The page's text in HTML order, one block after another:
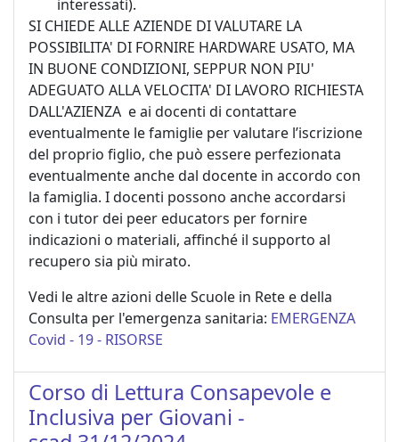
interessati).
SI CHIEDE ALLE AZIENDE DI VALUTARE LA
POSSIBILITA' DI FORNIRE HARDWARE USATO, MA
IN BUONE CONDIZIONI, SEPPUR NON PIU'
ADEGUATO ALLA VELOCITA' DI LAVORO RICHIESTA
DALL'AZIENZA e ai docenti di contattare
eventualmente le famiglie per valutare l’iscrizione
del proprio figlio, che può essere perfezionata
eventualmente anche dal docente in accordo con
la famiglia. I docenti possono anche accordarsi
con i tutor dei peer educators per fornire
indicazioni o materiali, affinché il supporto al
recupero sia più mirato.
Vedi le altre azioni delle Scuole in Rete e della
Consulta per l'emergenza sanitaria: EMERGENZA
Covid - 19 - RISORSE
Corso di Lettura Consapevole e
Inclusiva per Giovani -